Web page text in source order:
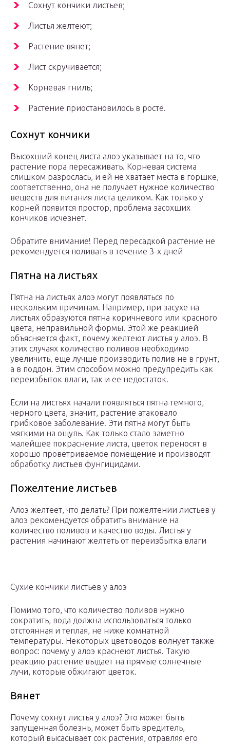
Сохнут кончики листьев;
Листья желтеют;
Растение вянет;
Лист скручивается;
Корневая гниль;
Растение приостановилось в росте.
Сохнут кончики
Высохший конец листа алоэ указывает на то, что
растение пора пересаживать. Корневая система
слишком разрослась, и ей не хватает места в горшке,
соответственно, она не получает нужное количество
веществ для питания листа целиком. Как только у
корней появится простор, проблема засохших
кончиков исчезнет.
Обратите внимание! Перед пересадкой растение не
рекомендуется поливать в течение 3-х дней
Пятна на листьях
Пятна на листьях алоэ могут появляться по
нескольким причинам. Например, при засухе на
листьях образуются пятна коричневого или красного
цвета, неправильной формы. Этой же реакцией
объясняется факт, почему желтеют листья у алоэ. В
этих случаях количество поливов необходимо
увеличить, еще лучше производить полив не в грунт,
а в поддон. Этим способом можно предупредить как
переизбыток влаги, так и ее недостаток.
Если на листьях начали появляться пятна темного,
черного цвета, значит, растение атаковало
грибковое заболевание. Эти пятна могут быть
мягкими на ощупь. Как только стало заметно
малейшее покраснение листа, цветок переносят в
хорошо проветриваемое помещение и производят
обработку листьев фунгицидами.
Пожелтение листьев
Алоэ желтеет, что делать? При пожелтении листьев у
алоэ рекомендуется обратить внимание на
количество поливов и качество воды. Листья у
растения начинают желтеть от переизбытка влаги
Сухие кончики листьев у алоэ
Помимо того, что количество поливов нужно
сократить, вода должна использоваться только
отстоянная и теплая, не ниже комнатной
температуры. Некоторых цветоводов волнует также
вопрос: почему у алоэ краснеют листья. Такую
реакцию растение выдает на прямые солнечные
лучи, которые обжигают цветок.
Вянет
Почему сохнут листья у алоэ? Это может быть
запущенная болезнь, может быть вредитель,
который высасывает сок растения, отравляя его